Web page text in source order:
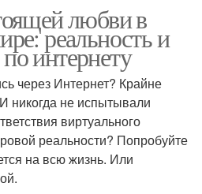
любви в
реальность и
интернету
через Интернет? Крайне
никогда не испытывали
виртуального
реальности? Попробуйте
на всю жизнь. Или